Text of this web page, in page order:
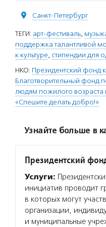
Санкт-Петербург
ТЕГИ: арт-фестиваль,
поддержка талантливой
к культуре, стипендии для
НКО: Президентский фонд
Благотворительный
людям пожилого
«Спешите делать добро!»
Узнайте больше в
Президентский
Услуги:
инициатив проводит
в которых могут
организации,
и муниципальные